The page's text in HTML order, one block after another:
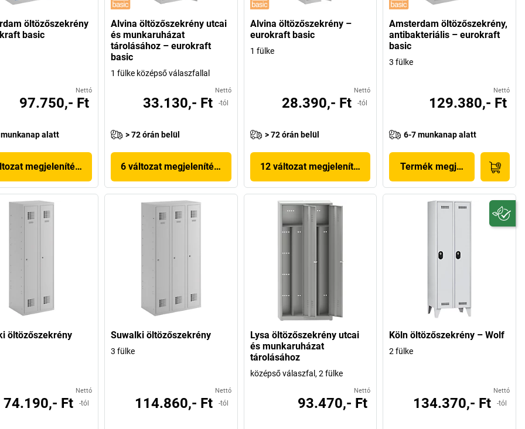
öltözőszekrény
basic
Nettó
97.750,- Ft
alatt
megjelenítése
Alvina öltözőszekrény utcai
és munkaruházat
tárolásához – eurokraft
basic
1 fülke középső válaszfallal
Nettó
33.130,- Ft -tól
> 72 órán belül
6 változat megjelenítése
Alvina öltözőszekrény –
eurokraft basic
1 fülke
Nettó
28.390,- Ft -tól
> 72 órán belül
12 változat megjelenítése
Amsterdam öltözőszekrény,
antibakteriális – eurokraft
basic
3 fülke
Nettó
129.380,- Ft
6-7 munkanap alatt
Termék megjelenítése
öltözőszekrény
Nettó
74.190,- Ft -tól
Suwalki öltözőszekrény
3 fülke
Nettó
114.860,- Ft -tól
Lysa öltözőszekrény utcai
és munkaruházat
tárolásához
középső válaszfal, 2 fülke
Nettó
93.470,- Ft
Köln öltözőszekrény – Wolf
2 fülke
Nettó
134.370,- Ft -tól